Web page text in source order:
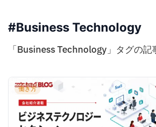
#Business Technology
「Business Technology」タグの記
働き方